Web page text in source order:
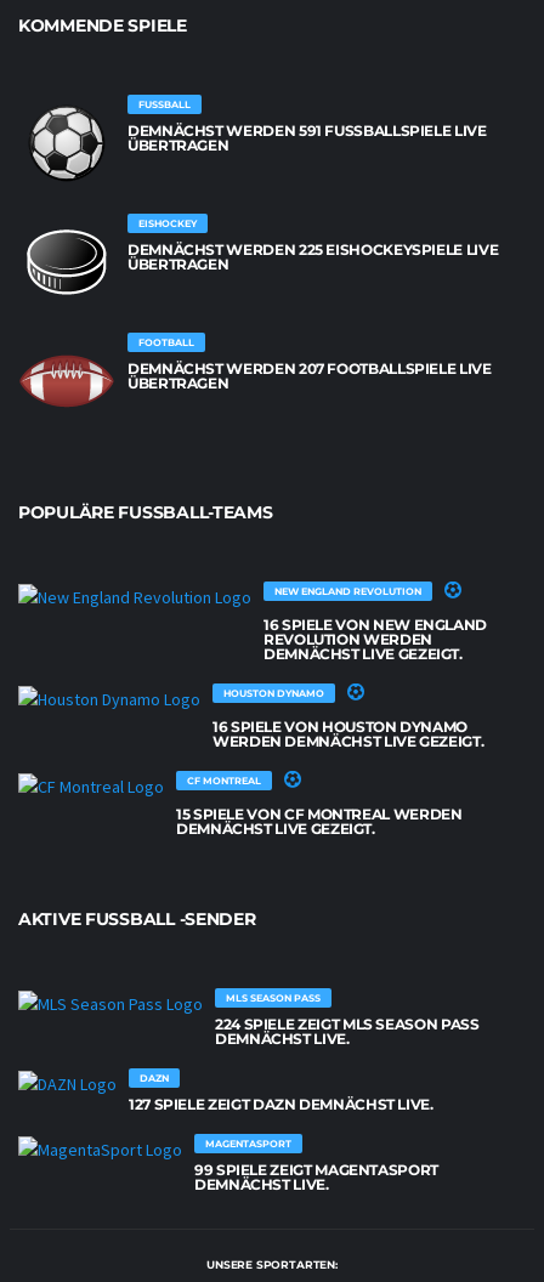
KOMMENDE SPIELE
FUSSBALL
DEMNÄCHST WERDEN 591 FUSSBALLSPIELE LIVE Ü
BERTRAGEN
EISHOCKEY
DEMNÄCHST WERDEN 225 EISHOCKEYSPIELE LIVE
ÜBERTRAGEN
FOOTBALL
DEMNÄCHST WERDEN 207 FOOTBALLSPIELE LIVE
ÜBERTRAGEN
POPULÄRE FUSSBALL-TEAMS
NEW ENGLAND REVOLUTION
16 SPIELE VON NEW ENGLAND
REVOLUTION WERDEN
DEMNÄCHST LIVE GEZEIGT.
HOUSTON DYNAMO
16 SPIELE VON HOUSTON DYNAMO
WERDEN DEMNÄCHST LIVE GEZEIGT.
CF MONTREAL
15 SPIELE VON CF MONTREAL WERDEN
DEMNÄCHST LIVE GEZEIGT.
AKTIVE FUSSBALL -SENDER
MLS SEASON PASS
224 SPIELE ZEIGT MLS SEASON PASS
DEMNÄCHST LIVE.
DAZN
127 SPIELE ZEIGT DAZN DEMNÄCHST LIVE.
MAGENTASPORT
99 SPIELE ZEIGT MAGENTASPORT
DEMNÄCHST LIVE.
UNSERE SPORTARTEN: